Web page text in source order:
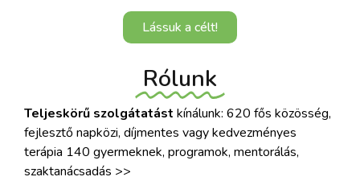
Lássuk a célt!
Rólunk
Teljeskörű szolgátatást kínálunk: 620 fős közösség,
fejlesztő napközi, díjmentes vagy kedvezményes
terápia 140 gyermeknek, programok, mentorálás,
szaktanácsadás >>